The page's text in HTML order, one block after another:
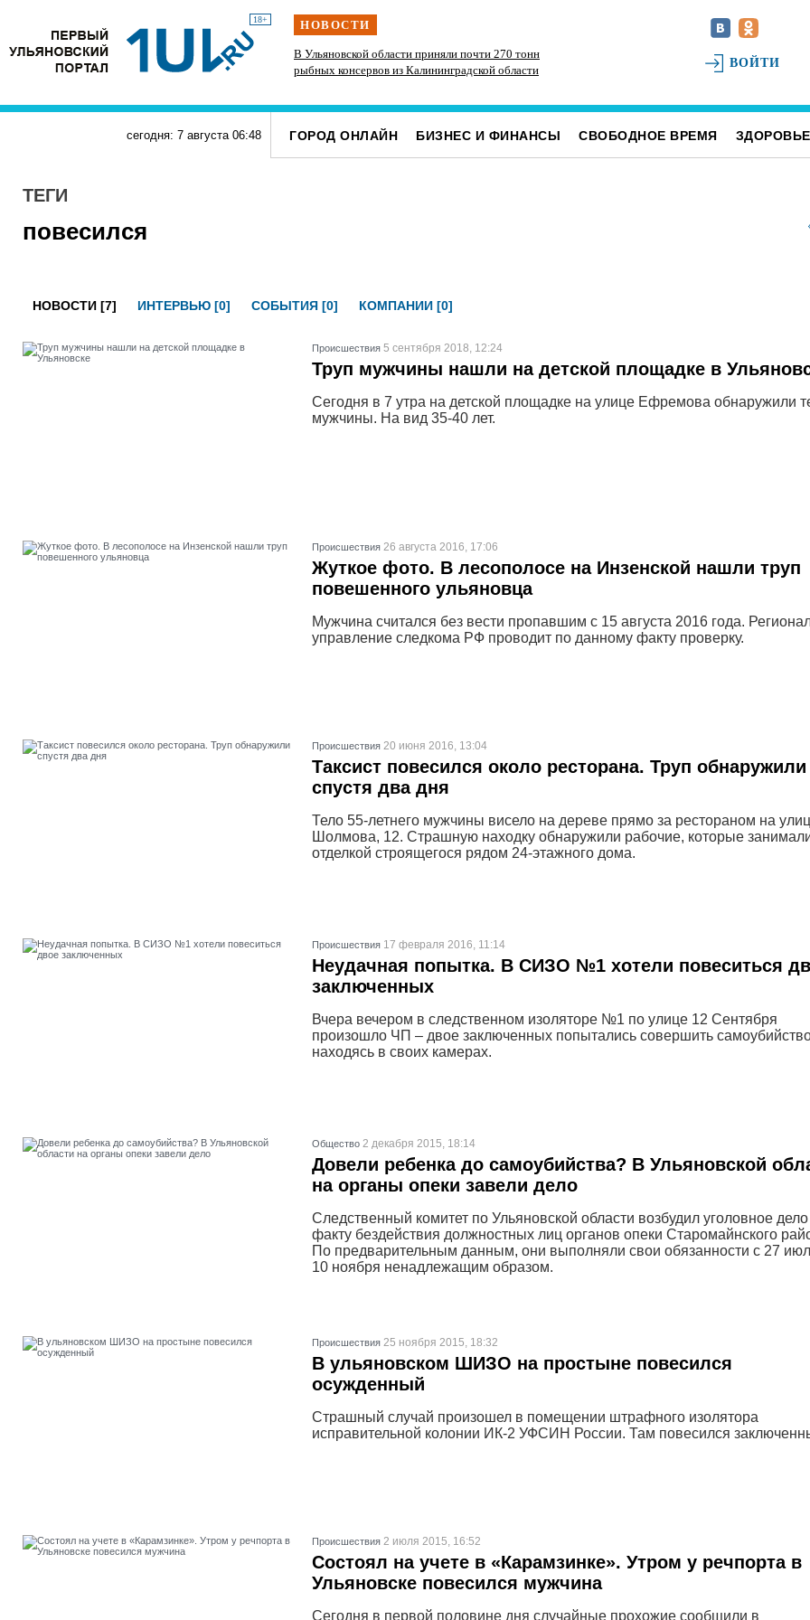
18+ НОВОСТИ
Мать двоих детей из Ульяновска наделала
долгов на полмиллиона рублей за услуги ЖКХ и
В Ульяновской области приняли почти 270 тонн
рыбных консервов из Калининградской области
В заброшенных садах в Железнодорожном
районе Ульяновска заблудился пенсионер
ВОЙТИ
сегодня: 7 августа 06:48 ГОРОД ОНЛАЙН БИЗНЕС И ФИНАНСЫ СВОБОДНОЕ ВРЕМЯ ЗДОРОВЬЕ
ТЕГИ
повесился
НОВОСТИ [7] ИНТЕРВЬЮ [0] СОБЫТИЯ [0] КОМПАНИИ [0]
Проиcшествия 5 сентября 2018, 12:24
Труп мужчины нашли на детской площадке в
Сегодня в 7 утра на детской площадке на улице Ефремова обнаружили
мужчины. На вид 35-40 лет.
Проиcшествия 26 августа 2016, 17:06
Жуткое фото. В лесополосе на Инзенской нашли труп
повешенного ульяновца
Мужчина считался без вести пропавшим с 15 августа 2016 года.
управление следкома РФ проводит по данному факту проверку.
Проиcшествия 20 июня 2016, 13:04
Таксист повесился около ресторана. Труп обнаружили
спустя два дня
Тело 55-летнего мужчины висело на дереве прямо за рестораном на
Шолмова, 12. Страшную находку обнаружили рабочие, которые
отделкой строящегося рядом 24-этажного дома.
Проиcшествия 17 февраля 2016, 11:14
Неудачная попытка. В СИЗО №1 хотели повеситься
заключенных
Вчера вечером в следственном изоляторе №1 по улице 12 Сентября
произошло ЧП – двое заключенных попытались совершить
находясь в своих камерах.
Общество 2 декабря 2015, 18:14
Довели ребенка до самоубийства? В Ульяновской
на органы опеки завели дело
Следственный комитет по Ульяновской области возбудил уголовное
факту бездействия должностных лиц органов опеки Старомайнского
По предварительным данным, они выполняли свои обязанности с 27
10 ноября ненадлежащим образом.
Проиcшествия 25 ноября 2015, 18:32
В ульяновском ШИЗО на простыне повесился
осужденный
Страшный случай произошел в помещении штрафного изолятора
исправительной колонии ИК-2 УФСИН России. Там повесился
Проиcшествия 2 июля 2015, 16:52
Состоял на учете в «Карамзинке». Утром у речпорта в
Ульяновске повесился мужчина
Сегодня в первой половине дня случайные прохожие сообщили в